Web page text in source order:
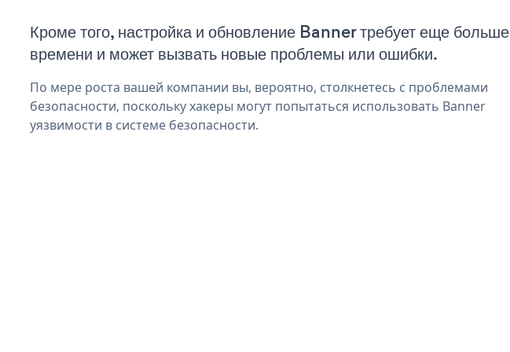
Кроме того, настройка и обновление Banner требует еще больше
времени и может вызвать новые проблемы или ошибки.
По мере роста вашей компании вы, вероятно, столкнетесь с проблемами
безопасности, поскольку хакеры могут попытаться использовать Banner
уязвимости в системе безопасности.